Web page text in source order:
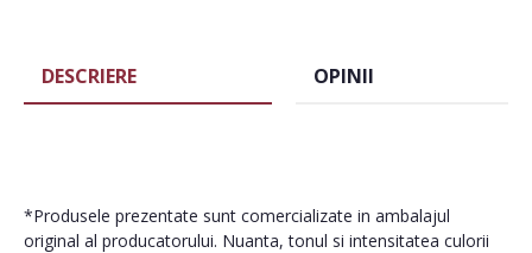
DESCRIERE OPINII
*Produsele prezentate sunt comercializate in ambalajul
original al producatorului. Nuanta, tonul si intensitatea culorii